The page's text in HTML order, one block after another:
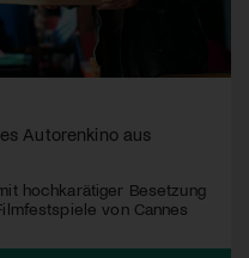
Autorenkino aus
hochkarätiger Besetzung
von Cannes